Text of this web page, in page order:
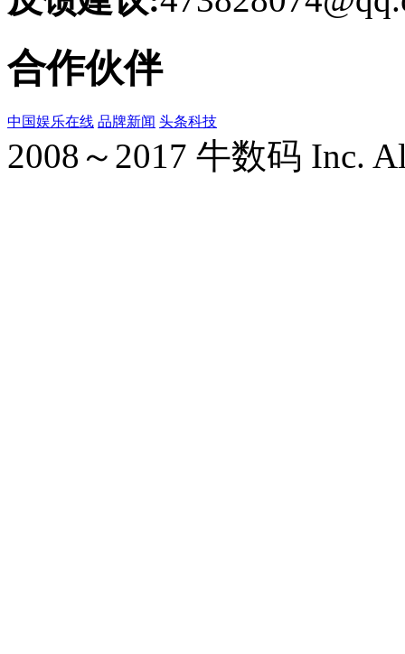
合作伙伴
中国娱乐在线 品牌新闻 头条科技
2008～2017 牛数码 Inc.